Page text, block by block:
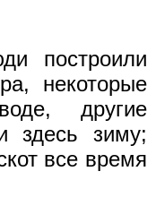
построили
некоторые
другие
здесь зиму;
все время